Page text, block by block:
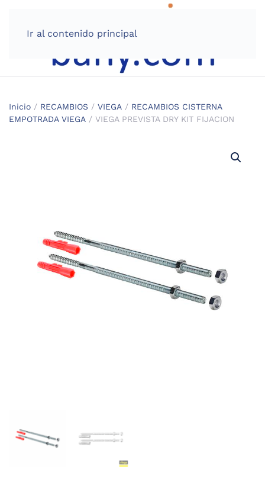
Ir al contenido principal
Inicio / RECAMBIOS / VIEGA / RECAMBIOS CISTERNA
EMPOTRADA VIEGA / VIEGA PREVISTA DRY KIT FIJACION